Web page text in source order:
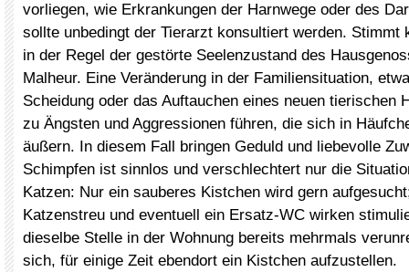
vorliegen, wie Erkrankungen der Harnwege oder des
sollte unbedingt der Tierarzt konsultiert werden. Stimmt
in der Regel der gestörte Seelenzustand des
Malheur. Eine Veränderung in der Familiensituation,
Scheidung oder das Auftauchen eines neuen tierischen
zu Ängsten und Aggressionen führen, die sich in
äußern. In diesem Fall bringen Geduld und liebevolle
Schimpfen ist sinnlos und verschlechtert nur die
Katzen: Nur ein sauberes Kistchen wird gern
Katzenstreu und eventuell ein Ersatz-WC wirken
dieselbe Stelle in der Wohnung bereits mehrmals
sich, für einige Zeit ebendort ein Kistchen aufzustellen.